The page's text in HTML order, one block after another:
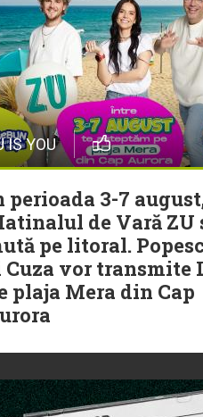
IS YOU
perioada 3-7
de Vară ZU
pe litoral.
Cuza vor transmite
plaja Mera din Cap